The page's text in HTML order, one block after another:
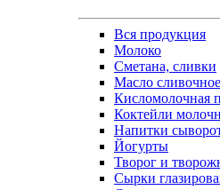
Вся продукция
Молоко
Сметана, сливки
Масло сливочное
Кисломолочная
Коктейли
Напитки
Йогурты
Творог и
Сырки